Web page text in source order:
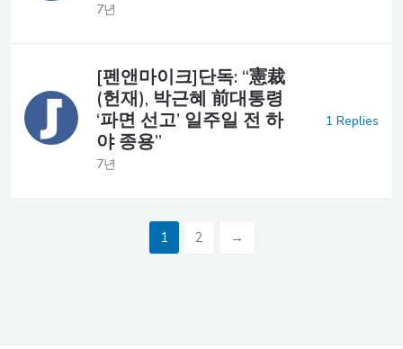
7년
[펜앤마이크]단독: “憲裁
(헌재), 박근혜 前대통령
‘파면 선고’ 일주일 전 하
야 종용”
7년
1 Replies
1 2 →